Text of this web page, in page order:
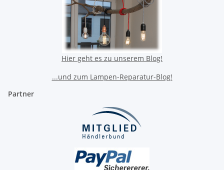
Hier geht es zu unserem Blog!
...und zum Lampen-Reparatur-Blog!
Partner